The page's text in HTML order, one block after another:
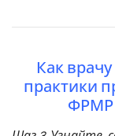
Как
практики
ФРМР